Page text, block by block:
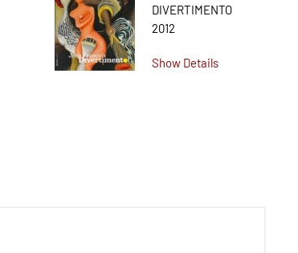
DIVERTIMENTO
2012
Show Details